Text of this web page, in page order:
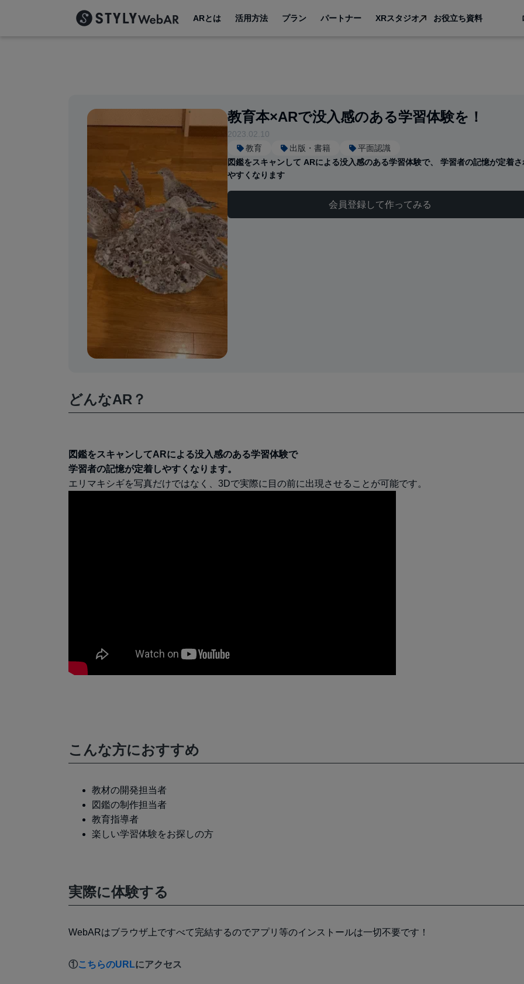
ARとは 活用方法 プラン パートナー XRスタジオ お役立ち資料
教育本×ARで没入感のある学習体験を！
2023.02.10
教育
出版・書籍
平面認識
図鑑をスキャンして ARによる没入感のある学習体験で、 学習者の記憶が定着さ
やすくなります
会員登録して作ってみる
どんなAR？
図鑑をスキャンしてARによる没入感のある学習体験で
学習者の記憶が定着しやすくなります。
エリマキシギを写真だけではなく、3Dで実際に目の前に出現させることが可能です。
こんな方におすすめ
教材の開発担当者
図鑑の制作担当者
教育指導者
楽しい学習体験をお探しの方
実際に体験する
WebARはブラウザ上ですべて完結するのでアプリ等のインストールは一切不要です！
①こちらのURLにアクセス